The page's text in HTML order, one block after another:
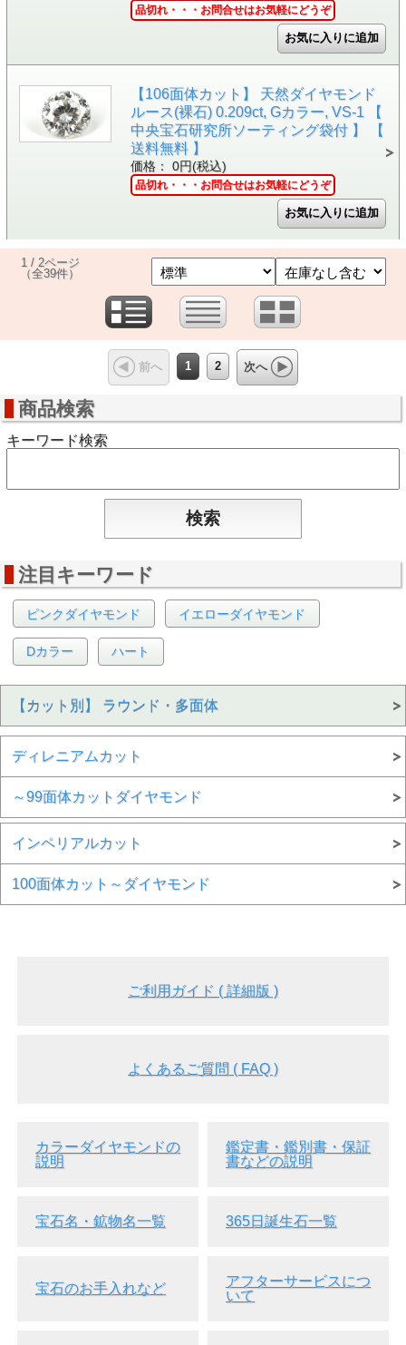
品切れ・・・お問合せはお気軽にどうぞ
【106面体カット】 天然ダイヤモンド
ルース(裸石) 0.209ct, Gカラー, VS-1 【
中央宝石研究所ソーティング袋付 】 【
送料無料 】
価格： 0円(税込)
品切れ・・・お問合せはお気軽にどうぞ
1 / 2ページ
（全39件）
前へ 1 2 次へ
商品検索
キーワード検索
注目キーワード
ピンクダイヤモンド イエローダイヤモンド
Dカラー ハート
【カット別】 ラウンド・多面体
ディレニアムカット
～99面体カットダイヤモンド
インペリアルカット
100面体カット～ダイヤモンド
ご利用ガイド ( 詳細版 )
よくあるご質問 ( FAQ )
カラーダイヤモンドの
説明
鑑定書・鑑別書・保証
書などの説明
宝石名・鉱物名一覧 365日誕生石一覧
宝石のお手入れなど
アフターサービスにつ
いて